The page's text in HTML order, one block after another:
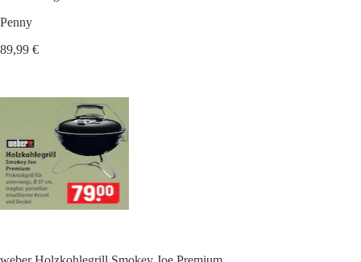
Penny
89,99 €